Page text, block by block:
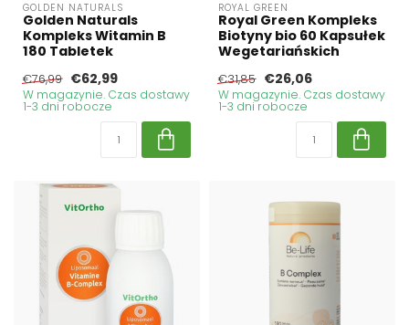
GOLDEN NATURALS
Golden Naturals
Kompleks Witamin B
180 Tabletek
€76,99 €62,99
W magazynie. Czas dostawy
1-3 dni robocze
ROYAL GREEN
Royal Green Kompleks
Biotyny bio 60 Kapsułek
Wegetariańskich
€31,85 €26,06
W magazynie. Czas dostawy
1-3 dni robocze